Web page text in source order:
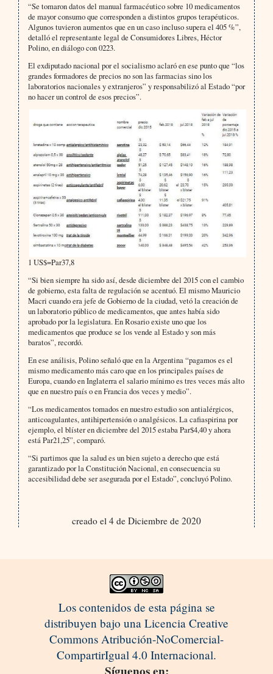
“Se tomaron datos del manual farmacéutico sobre 10 medicamentos
de mayor consumo que corresponden a distintos grupos terapéuticos.
Algunos tuvieron aumentos que en un caso incluso supera el 405 %”,
detalló el representante legal de Consumidores Libres, Héctor
Polino, en diálogo con 0223.
El exdiputado nacional por el socialismo aclaró en ese punto que “los
grandes formadores de precios no son las farmacias sino los
laboratorios nacionales y extranjeros” y responsabilizó al Estado “por
no hacer un control de esos precios”.
1 US$=Par37,8
“Si bien siempre ha sido así, desde diciembre del 2015 con el cambio
de gobierno, esta falta de regulación se acentuó. El mismo Mauricio
Macri cuando era jefe de Gobierno de la ciudad, vetó la creación de
un laboratorio público de medicamentos, que antes había sido
aprobado por la legislatura. En Rosario existe uno que los
medicamentos que produce se los vende al Estado y son más
baratos”, recordó.
En ese análisis, Polino señaló que en la Argentina “pagamos es el
mismo medicamento más caro que en los principales países de
Europa, cuando en Inglaterra el salario mínimo es tres veces más alto
que en nuestro país o en Francia dos veces y medio”.
“Los medicamentos tomados en nuestro estudio son antialérgicos,
anticoagulantes, antihipertensión o analgésicos. La cafiaspirina por
ejemplo, el blíster en diciembre del 2015 estaba Par$4,40 y ahora
está Par21,25”, comparó.
“Si partimos que la salud es un bien sujeto a derecho que está
garantizado por la Constitución Nacional, en consecuencia su
accesibilidad debe ser asegurada por el Estado”, concluyó Polino.
creado el 4 de Diciembre de 2020
Los contenidos de esta página se
distribuyen bajo una Licencia Creative
Commons Atribución-NoComercial-
CompartirIgual 4.0 Internacional.